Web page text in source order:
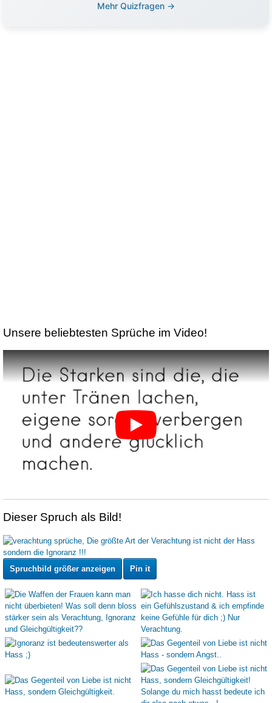
Mehr Quizfragen →
Unsere beliebtesten Sprüche im Video!
Dieser Spruch als Bild!
Spruchbild größer anzeigen Pin it